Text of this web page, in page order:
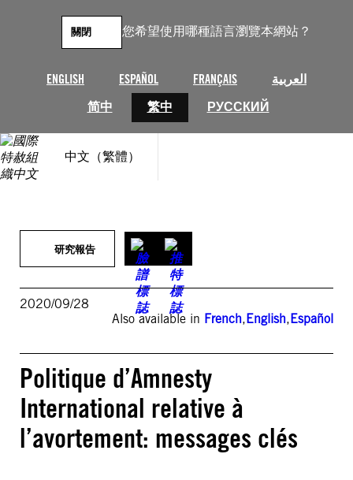
您希望使用哪種語言瀏覽本網站？
ENGLISH ESPAÑOL FRANÇAIS
العربية
简中
繁中 РУССКИЙ
關閉
中文（繁體）
研究報告
2020/09/28
Also available in French,English,Español
Politique d’Amnesty
International relative à
l’avortement: messages clés